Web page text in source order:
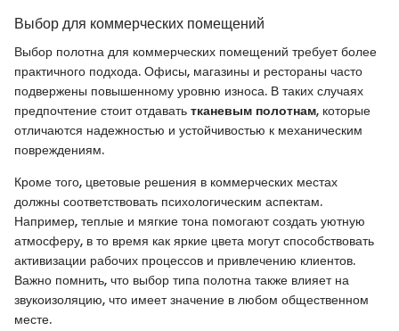
Выбор для коммерческих помещений
Выбор полотна для коммерческих помещений требует более
практичного подхода. Офисы, магазины и рестораны часто
подвержены повышенному уровню износа. В таких случаях
предпочтение стоит отдавать тканевым полотнам, которые
отличаются надежностью и устойчивостью к механическим
повреждениям.
Кроме того, цветовые решения в коммерческих местах
должны соответствовать психологическим аспектам.
Например, теплые и мягкие тона помогают создать уютную
атмосферу, в то время как яркие цвета могут способствовать
активизации рабочих процессов и привлечению клиентов.
Важно помнить, что выбор типа полотна также влияет на
звукоизоляцию, что имеет значение в любом общественном
месте.